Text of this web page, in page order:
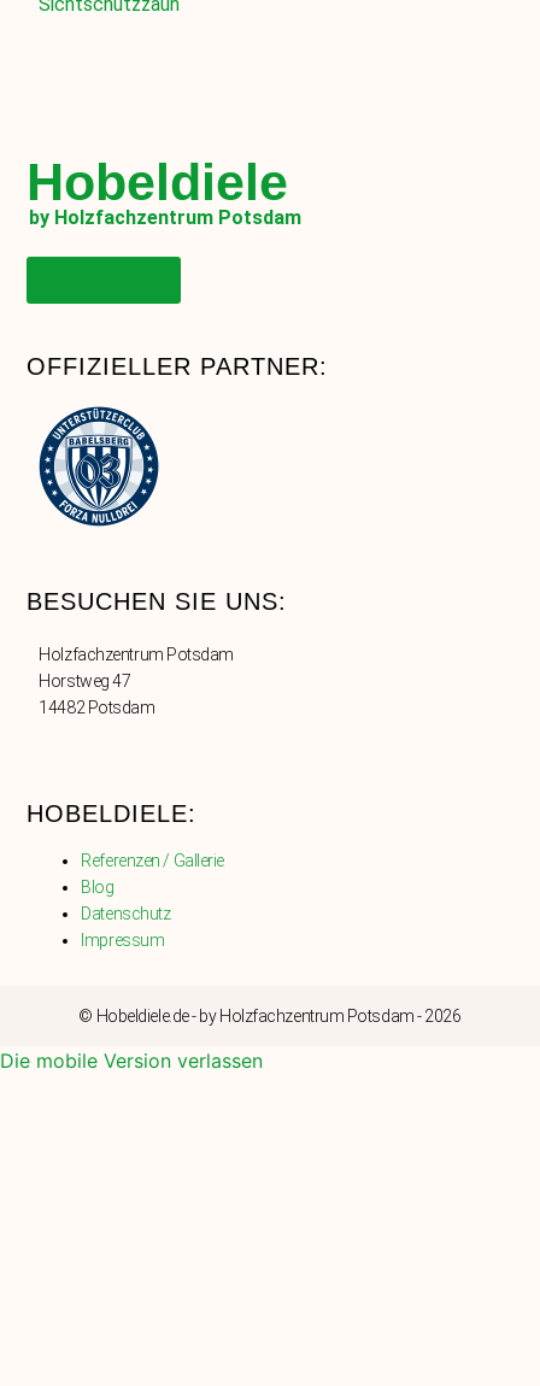
Hobeldiele
by Holzfachzentrum Potsdam
OFFIZIELLER PARTNER:
BESUCHEN SIE UNS:
Holzfachzentrum Potsdam
Horstweg 47
14482 Potsdam
HOBELDIELE:
Referenzen / Gallerie
Blog
Datenschutz
Impressum
© Hobeldiele.de - by Holzfachzentrum Potsdam - 2026
Die mobile Version verlassen